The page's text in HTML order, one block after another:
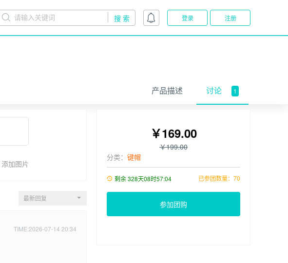
登录 注册
产品描述 讨论 1
添加图片
最新回复
TIME:2026-07-14 20:34
￥169.00
￥199.00
分类： 键帽
剩余328天08时57:04 已参团数量：70
参加团购